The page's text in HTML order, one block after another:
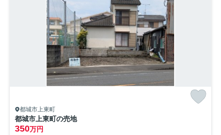
都城市上東町
都城市上東町の売地
350万円